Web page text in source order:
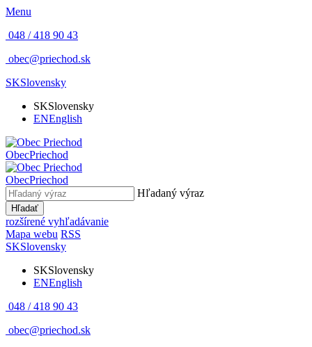
Menu
048 / 418 90 43
obec@priechod.sk
SKSlovensky
SKSlovensky
ENEnglish
ObecPriechod
ObecPriechod
Hľadaný výraz
Hľadať
rozšírené vyhľadávanie
Mapa webu RSS
SKSlovensky
SKSlovensky
ENEnglish
048 / 418 90 43
obec@priechod.sk